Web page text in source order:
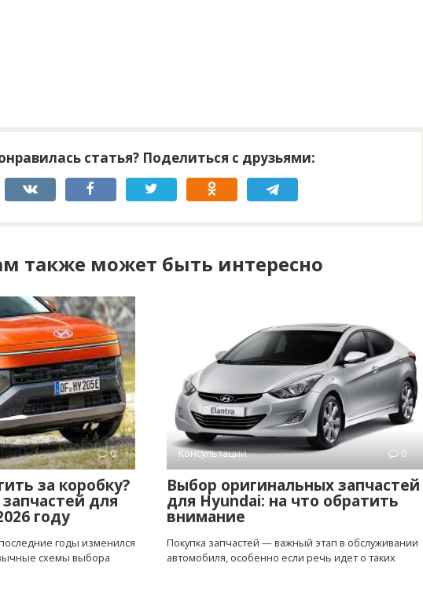
статья? Поделиться с друзьями:
также может быть интересно
0
за коробку?
для
году
годы изменился
схемы выбора
Консультации 0
Выбор оригинальных запчастей
для Hyundai: на что обратить
внимание
Покупка запчастей — важный этап в обслуживании
автомобиля, особенно если речь идет о таких